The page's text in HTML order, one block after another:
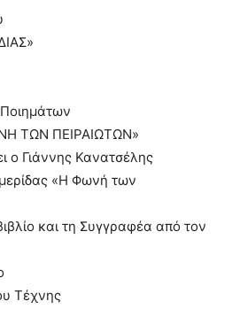
ΤΩΝ ΠΕΙΡΑΙΩΤΩΝ»
ο Γιάννης Κανατσέλης
«Η Φωνή των
και τη Συγγραφέα από τον
Τέχνης